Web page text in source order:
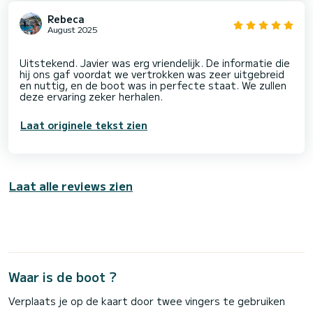
Rebeca
August 2025
Uitstekend. Javier was erg vriendelijk. De informatie die
hij ons gaf voordat we vertrokken was zeer uitgebreid
en nuttig, en de boot was in perfecte staat. We zullen
Laat originele tekst zien
Laat alle reviews zien
Waar is de boot ?
Verplaats je op de kaart door twee vingers te gebruiken